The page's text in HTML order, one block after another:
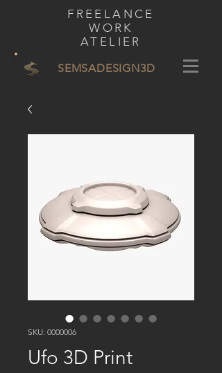
FREELANCE
WORK
ATELIER
SEMSADESIGN3D
SKU: 0000006
Ufo 3D Print